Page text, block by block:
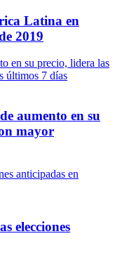
Latina en
2019
en su precio, lidera las
últimos 7 días
aumento en su
mayor
anticipadas en
elecciones